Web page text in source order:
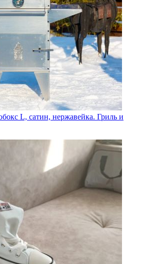
L, сатин, нержавейка. Гриль и